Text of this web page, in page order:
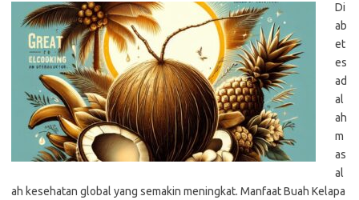
Di
ab
et
es
ad
al
ah
m
as
al
ah kesehatan global yang semakin meningkat. Manfaat Buah Kelapa